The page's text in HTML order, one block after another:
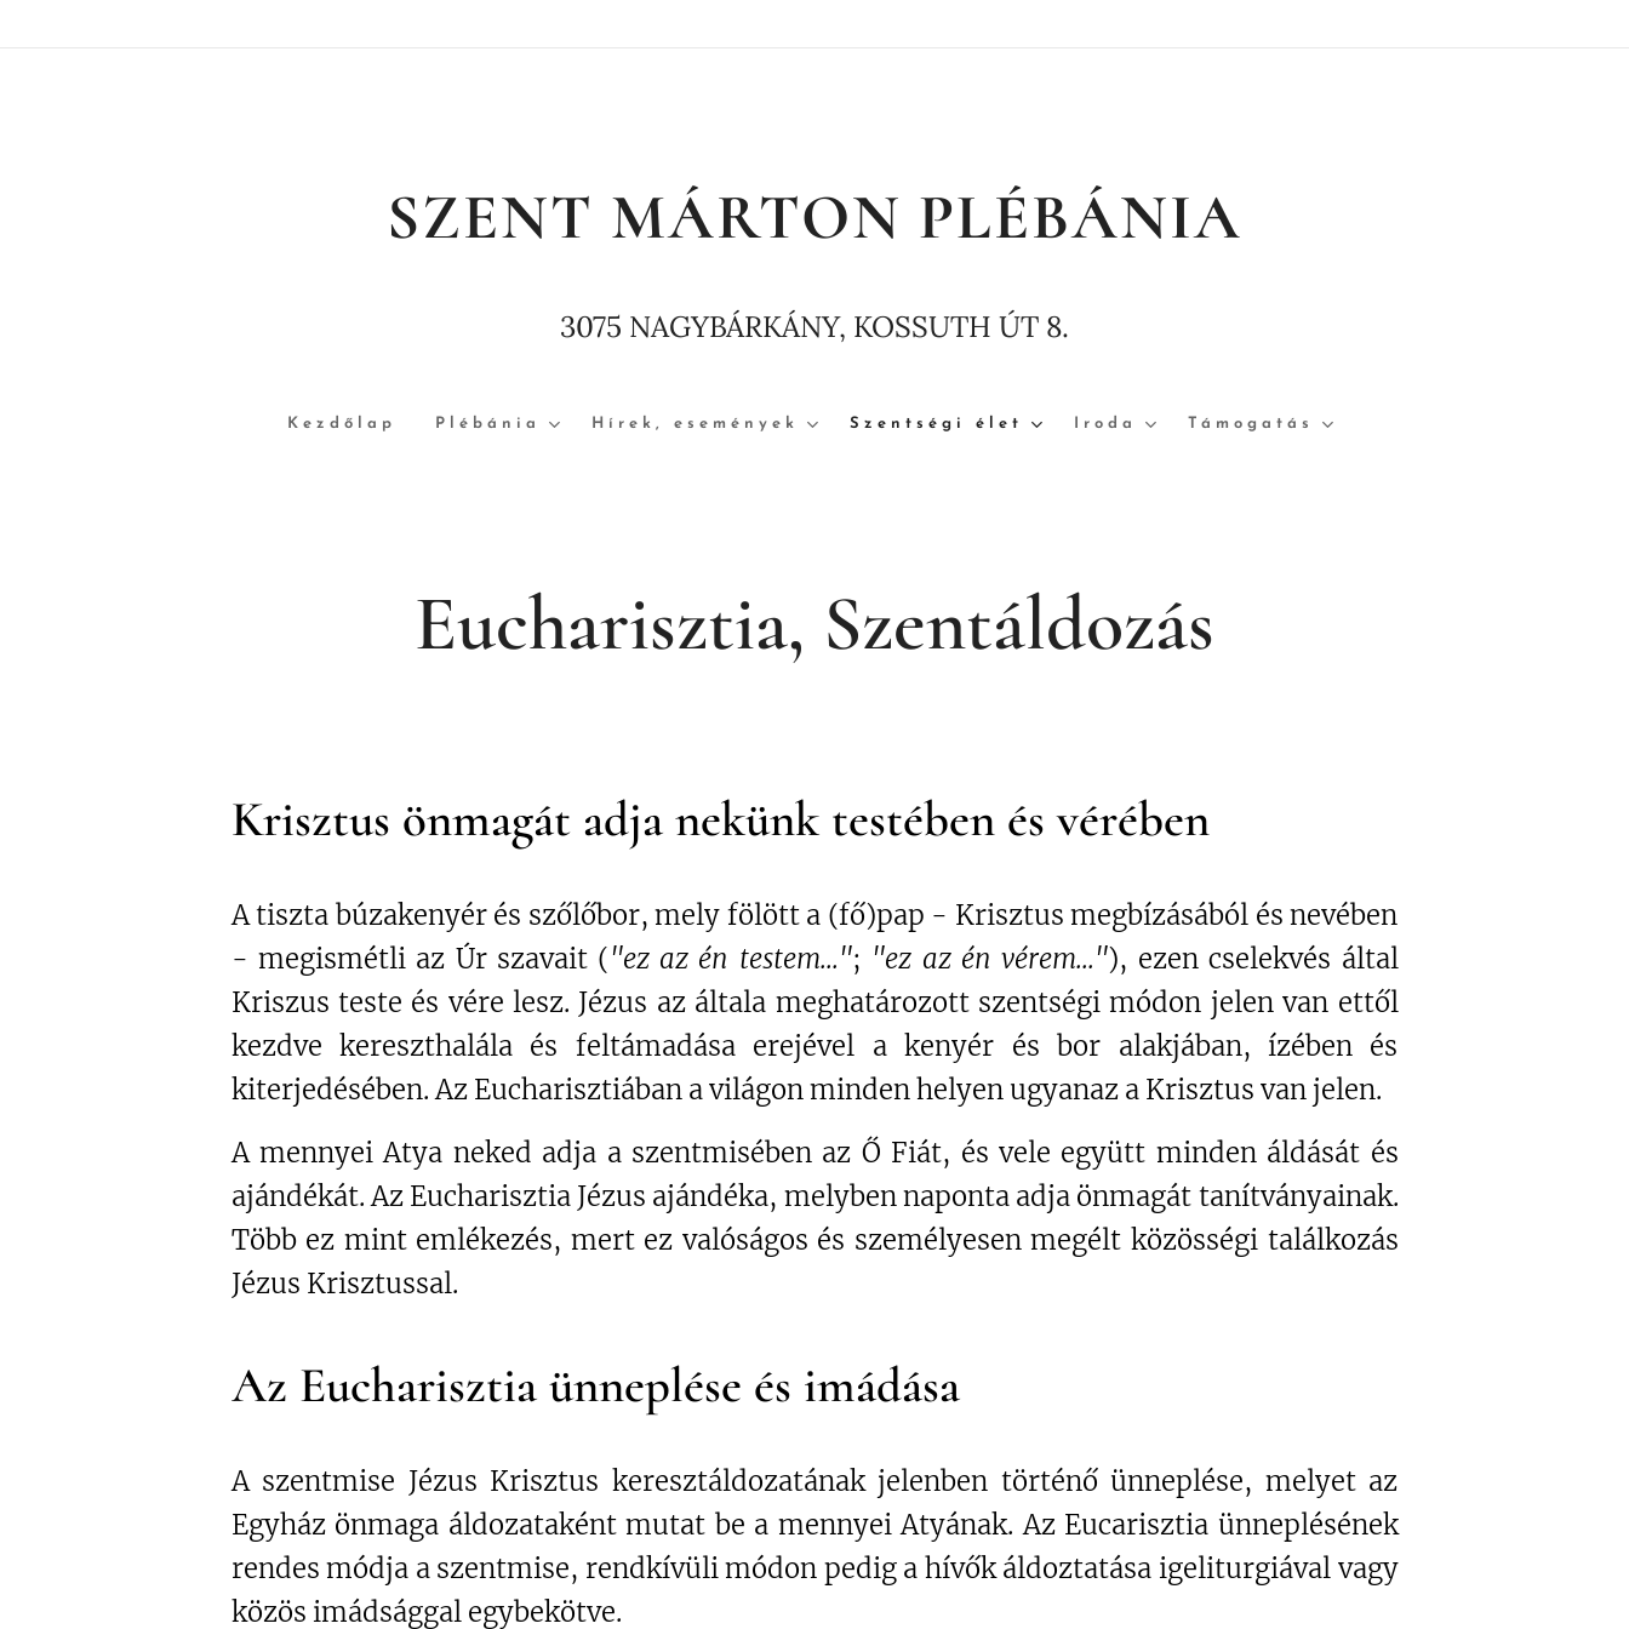
SZENT MÁRTON PLÉBÁNIA
3075 NAGYBÁRKÁNY, KOSSUTH ÚT 8.
Kezdőlap Plébánia Hírek, események Szentségi élet Iroda Támogatás
Eucharisztia, Szentáldozás
Krisztus önmagát adja nekünk testében és vérében
A tiszta búzakenyér és szőlőbor, mely fölött a (fő)pap - Krisztus megbízásából és nevében
- megismétli az Úr szavait ("ez az én testem..."; "ez az én vérem..."), ezen cselekvés által
Kriszus teste és vére lesz. Jézus az általa meghatározott szentségi módon jelen van ettől
kezdve kereszthalála és feltámadása erejével a kenyér és bor alakjában, ízében és
kiterjedésében. Az Eucharisztiában a világon minden helyen ugyanaz a Krisztus van jelen.
A mennyei Atya neked adja a szentmisében az Ő Fiát, és vele együtt minden áldását és
ajándékát. Az Eucharisztia Jézus ajándéka, melyben naponta adja önmagát tanítványainak.
Több ez mint emlékezés, mert ez valóságos és személyesen megélt közösségi találkozás
Jézus Krisztussal.
Az Eucharisztia ünneplése és imádása
A szentmise Jézus Krisztus keresztáldozatának jelenben történő ünneplése, melyet az
Egyház önmaga áldozataként mutat be a mennyei Atyának. Az Eucarisztia ünneplésének
rendes módja a szentmise, rendkívüli módon pedig a hívők áldoztatása igeliturgiával vagy
közös imádsággal egybekötve.